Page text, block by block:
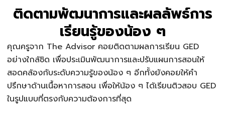
ติดตามพัฒนาการและผลลัพธ์การ
เรียนรู้ของน้อง ๆ
คุณครูจาก The Advisor คอยติดตามผลการเรียน GED
อย่างใกล้ชิด เพื่อประเมินพัฒนาการและปรับแผนการสอนให้
สอดคล้องกับระดับความรู้ของน้อง ๆ อีกทั้งยังคอยให้คำ
ปรึกษาด้านเนื้อหาการสอน เพื่อให้น้อง ๆ ได้เรียนติวสอบ GED
ในรูปแบบที่ตรงกับความต้องการที่สุด